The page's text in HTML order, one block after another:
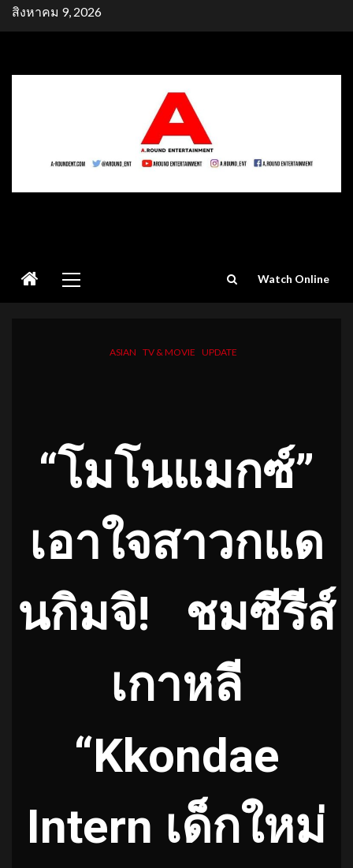
Skipสิงหาคม 9, 2026
Menu
Watch Online
ASIAN TV & MOVIE UPDATE
“โมโนแมกซ์”
เอาใจสาวกแด
นกิมจิ!
ชมซีรีส์
เกาหลี
“Kkondae
Intern เด็กใหม่